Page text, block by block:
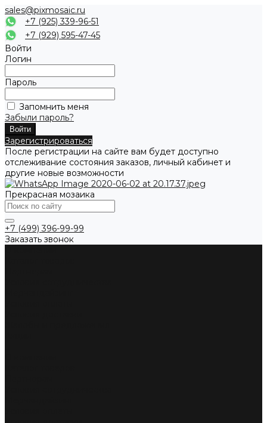
sales@pixmosaic.ru
+7 (925) 339-96-51
+7 (929) 595-47-45
Войти
Логин
Пароль
Запомнить меня
Забыли пароль?
Зарегистрироваться
После регистрации на сайте вам будет доступно
отслеживание состояния заказов, личный кабинет и
другие новые возможности
Прекрасная мозаика
+7 (499) 396-99-99
Заказать звонок